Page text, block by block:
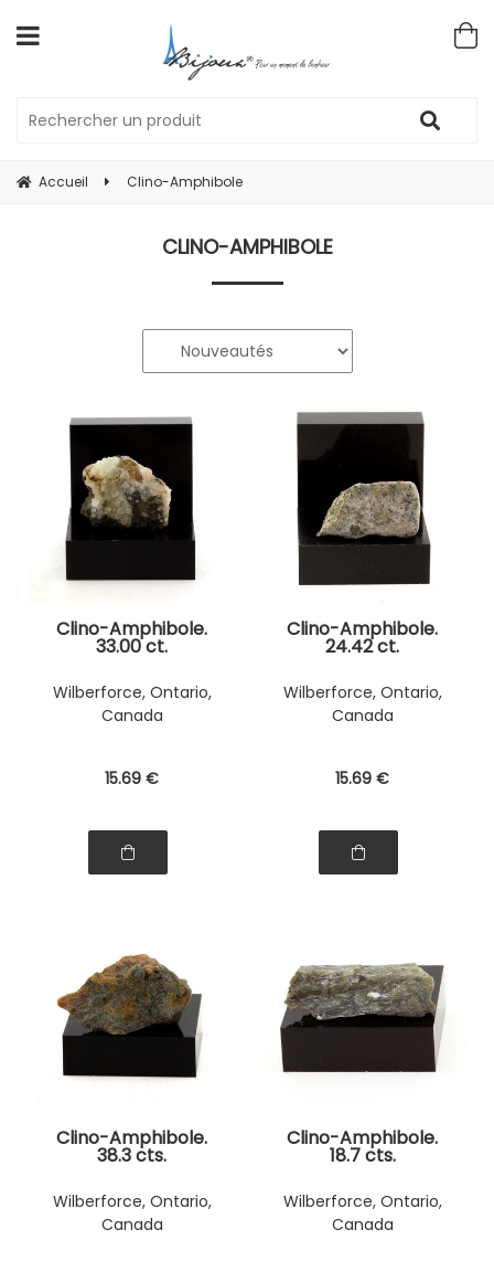
Accueil Clino-Amphibole
CLINO-AMPHIBOLE
Clino-Amphibole.
33.00 ct.
Wilberforce, Ontario,
Canada
15.69 €
Clino-Amphibole.
24.42 ct.
Wilberforce, Ontario,
Canada
15.69 €
Clino-Amphibole.
38.3 cts.
Wilberforce, Ontario,
Canada
Clino-Amphibole.
18.7 cts.
Wilberforce, Ontario,
Canada